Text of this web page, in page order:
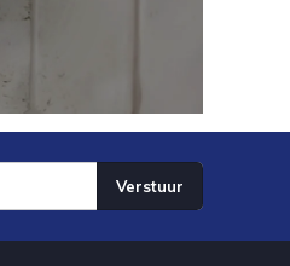
Verstuur